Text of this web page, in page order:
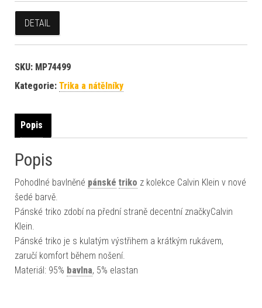
DETAIL
SKU: MP74499
Kategorie: Trika a nátělníky
Popis
Popis
Pohodlné bavlněné pánské triko z kolekce Calvin Klein v nové
šedé barvě.
Pánské triko zdobí na přední straně decentní značkyCalvin
Klein.
Pánské triko je s kulatým výstřihem a krátkým rukávem,
zaručí komfort během nošení.
Materiál: 95% bavlna, 5% elastan